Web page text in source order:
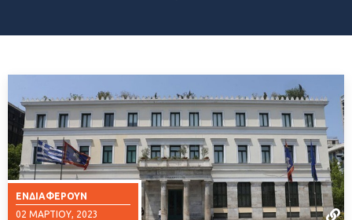
ΕΝΔΙΑΦΈΡΟΥΝ
02 ΜΑΡΤΊΟΥ, 2023